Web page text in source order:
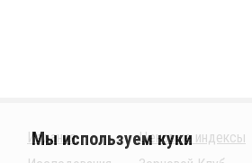
Издания
Ценовые индексы